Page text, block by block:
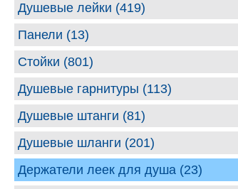
Душевые лейки (419)
Панели (13)
Стойки (801)
Душевые гарнитуры (113)
Душевые штанги (81)
Душевые шланги (201)
Держатели леек для душа (23)